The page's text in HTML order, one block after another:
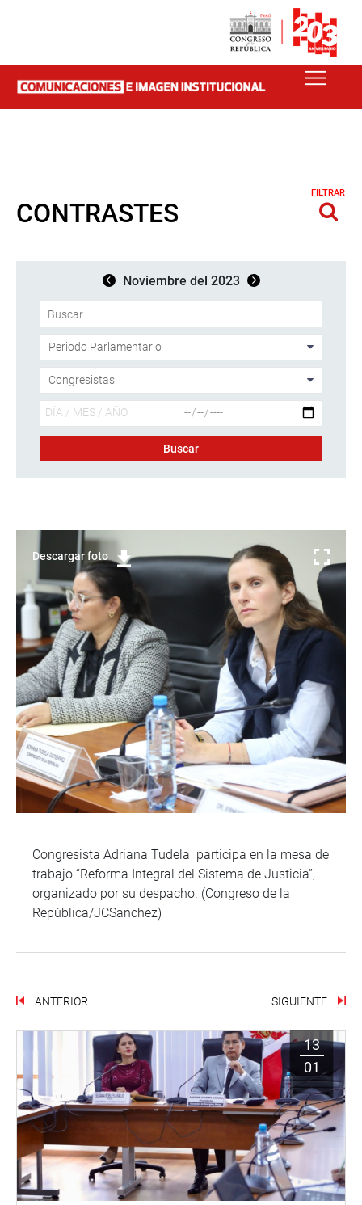
CONTRASTES
FILTRAR
Noviembre del 2023
Descargar foto
Congresista Adriana Tudela participa en la mesa de
trabajo “Reforma Integral del Sistema de Justicia”,
organizado por su despacho. (Congreso de la
República/JCSanchez)
ANTERIOR SIGUIENTE
13
01